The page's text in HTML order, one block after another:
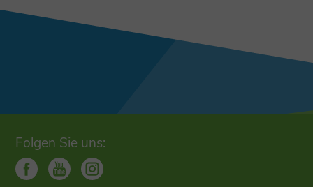
Folgen Sie uns: